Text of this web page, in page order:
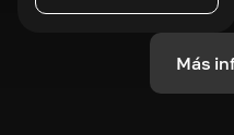
Más